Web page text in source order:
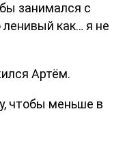
занимался с
ленивый как… я не
Артём.
чтобы меньше в